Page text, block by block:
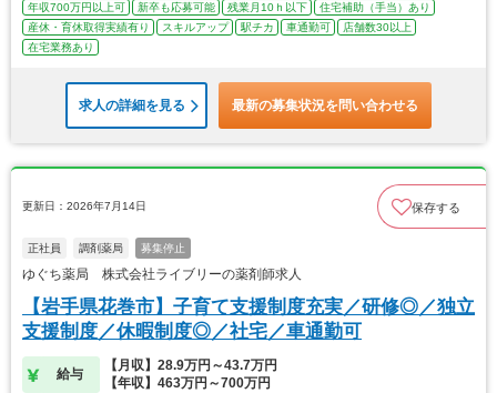
年収700万円以上可 新卒も応募可能 残業月10ｈ以下
住宅補助（手当）あり
産休・育休取得実績有り
スキルアップ 駅チカ 車通勤可
店舗数30以上
在宅業務あり
求人の詳細を見る 最新の募集状況を問い合わせる
更新日：2026年7月14日 保存する
正社員 調剤薬局 募集停止
ゆぐち薬局 株式会社ライブリーの薬剤師求人
【岩手県花巻市】子育て支援制度充実／研修◎／独立
支援制度／休暇制度◎／社宅／車通勤可
給与
【月収】28.9万円～43.7万円
【年収】463万円～700万円